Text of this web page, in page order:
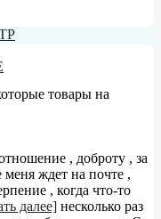
товары на
, доброту , за
ждет на почте ,
, когда что-то
далее] несколько раз